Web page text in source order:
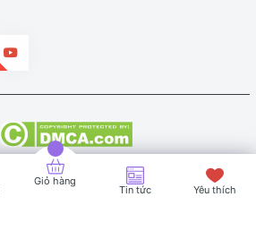
ANH BABY STORE |Cung cấp bởiSapo
Giỏ hàng
Tin tức Yêu thích